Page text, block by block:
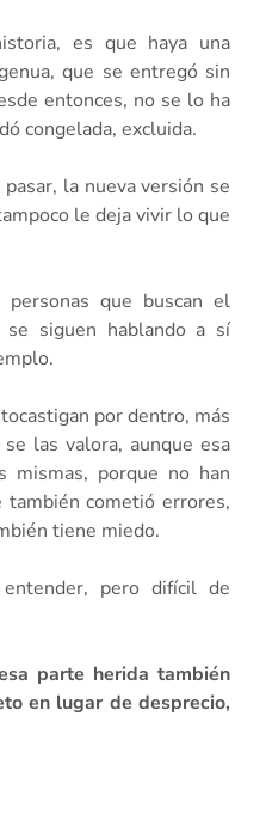
es que haya una
que se entregó sin
entonces, no se lo ha
congelada, excluida.
la nueva versión se
le deja vivir lo que
que buscan el
siguen hablando a sí
por dentro, más
las valora, aunque esa
mismas, porque no han
también cometió errores,
tiene miedo.
pero difícil de
parte herida también
en lugar de desprecio,